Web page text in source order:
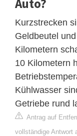
Auto?
Kurzstrecken
Geldbeutel
Kilometern
10 Kilometern
Kühlwasser
Getriebe rund
Antrag auf
vollständige Antwort